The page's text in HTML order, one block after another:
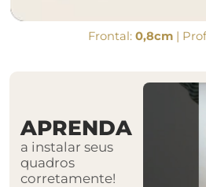
Frontal: 0,8cm |
APRENDA
a instalar seus
quadros
corretamente!